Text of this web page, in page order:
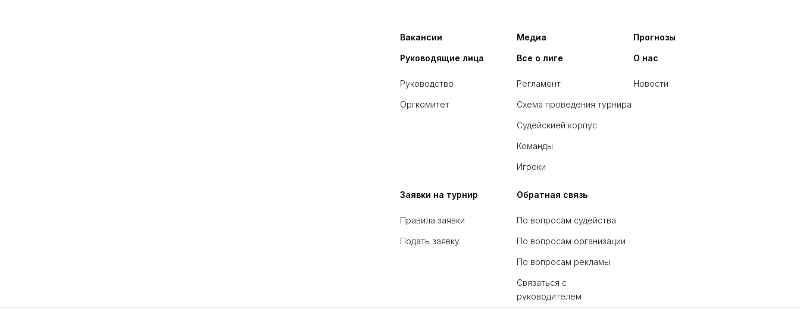
Все о лиге
Регламент
Схема проведения турнира
Судейскией корпус
Команды
Игроки
Заявки на турнир
Правила заявки
Подать заявку
Медиа Прогнозы
О нас
Новости
Вакансии
Руководящие лица
Руководство
Оргкомитет
Обратная связь
По вопросам судейства
По вопросам организации
По вопросам рекламы
Связаться с
руководителем